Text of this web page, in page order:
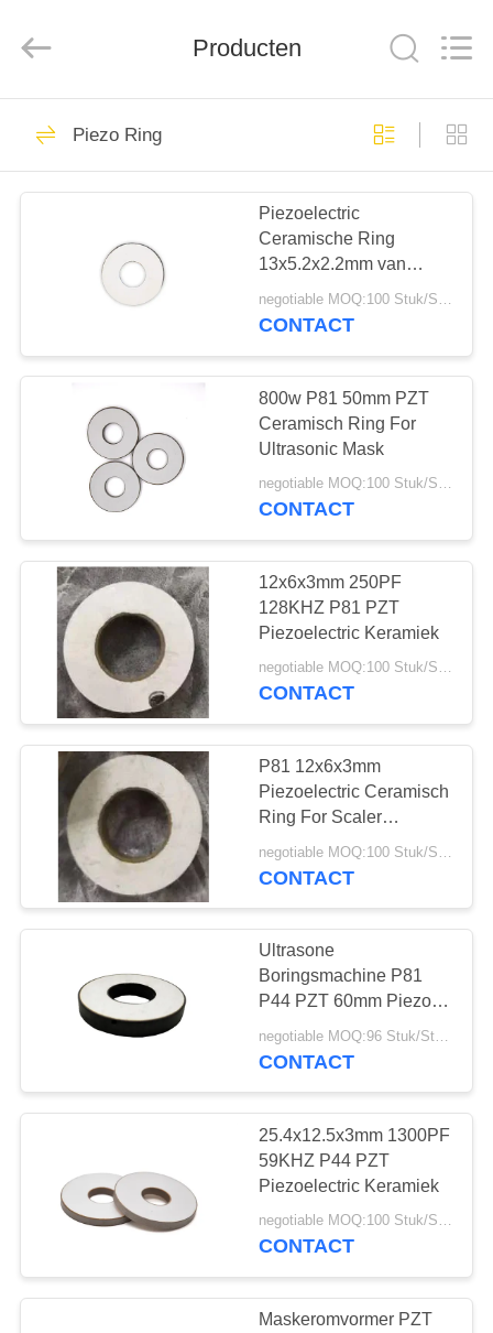
HUIS
PRODUCTEN
ONGEVEER
FABRIEKSREIS
KWALITEITSCONTROLE
CONTACTEER
ONS
VERZOEK
OM EEN
CITAAT
SITEMAP
PRIVACY
POLICY
Technology
De Ultrasone
Omvormer van PZT
Medische Ultrasone
Omvormer
41
ultrasone
schoonmakende
omvormer
Ultrasone
Niveausensor
PZT-Poeder
27
Producten
Piezo Ring
Piezoelectric
Ceramische Ring
13x5.2x2.2mm van
PZT81 380pF 127KHz
negotiable MOQ:100 Stuk/Stukken
CONTACT
800w P81 50mm PZT
Ceramisch Ring For
Ultrasonic Mask
negotiable MOQ:100 Stuk/Stukken
CONTACT
12x6x3mm 250PF
128KHZ P81 PZT
Piezoelectric Keramiek
negotiable MOQ:100 Stuk/Stukken
CONTACT
P81 12x6x3mm
Piezoelectric Ceramisch
Ring For Scaler
Transducer
CONTACT
Ultrasone
Boringsmachine P81
P44 PZT 60mm Piezo
Ring
negotiable MOQ:96 Stuk/Stukken
CONTACT
25.4x12.5x3mm 1300PF
59KHZ P44 PZT
Piezoelectric Keramiek
negotiable MOQ:100 Stuk/Stukken
CONTACT
Maskeromvormer PZT